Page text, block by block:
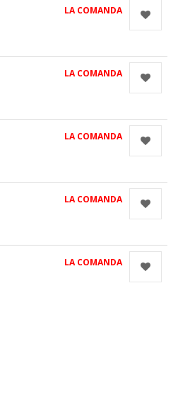
LA COMANDA
LA COMANDA
LA COMANDA
LA COMANDA
LA COMANDA